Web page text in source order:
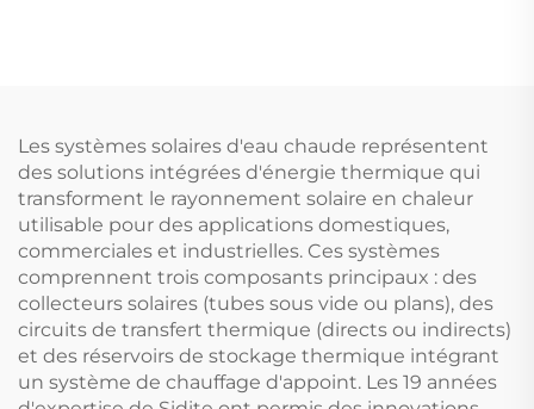
Certification UL94 V-0
Les systèmes solaires d'eau chaude représentent
des solutions intégrées d'énergie thermique qui
transforment le rayonnement solaire en chaleur
utilisable pour des applications domestiques,
commerciales et industrielles. Ces systèmes
comprennent trois composants principaux : des
collecteurs solaires (tubes sous vide ou plans), des
circuits de transfert thermique (directs ou indirects)
et des réservoirs de stockage thermique intégrant
un système de chauffage d'appoint. Les 19 années